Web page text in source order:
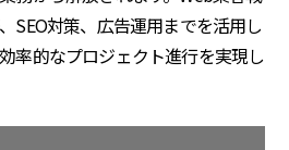
SEO対策、広告運用までを活用し
率的なプロジェクト進行を実現し